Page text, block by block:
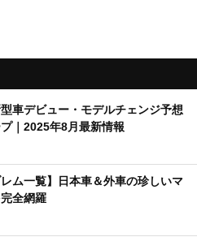
型車デビュー・モデルチェンジ予想
｜2025年8月最新情報
レム一覧】日本車＆外車の珍しいマ
全網羅